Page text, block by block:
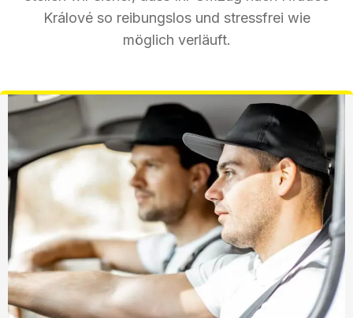
Králové so reibungslos und stressfrei wie
möglich verläuft.